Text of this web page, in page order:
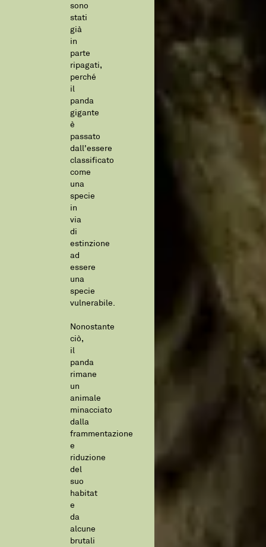
sono
stati
già
in
parte
ripagati,
perché
il
panda
gigante
è
passato
dall'essere
classificato
come
una
specie
in
via
di
estinzione
ad
essere
una
specie
vulnerabile.
Nonostante
ciò,
il
panda
rimane
un
animale
minacciato
dalla
frammentazione
e
riduzione
del
suo
habitat
e
da
alcune
brutali